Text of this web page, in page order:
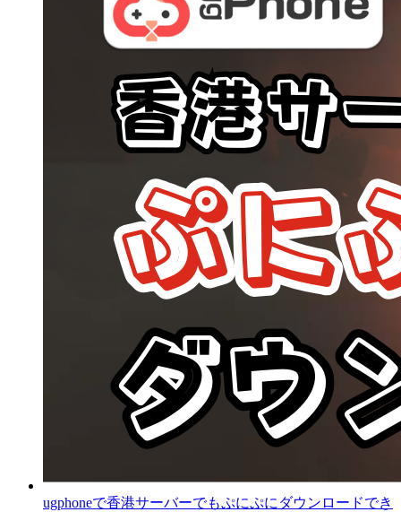
ugphoneで香港サーバーでもぷにぷにダウンロードでき